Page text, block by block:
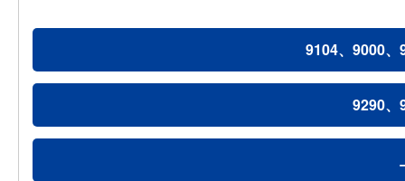
9104、9000、
9290、